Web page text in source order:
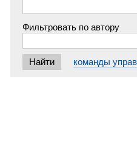
Фильтровать по автору
команды